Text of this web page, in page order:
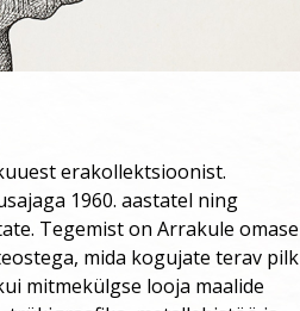
erakollektsioonist.
1960. aastatel ning
Tegemist on Arrakule omase
mida kogujate terav pilk
mitmekülgse looja maalide